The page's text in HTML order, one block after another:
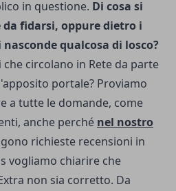
in questione. Di cosa si
fidarsi, oppure dietro i
qualcosa di losco?
che circolano in Rete da parte
portale? Proviamo
a tutte le domande, come
anche perché nel nostro
richieste recensioni in
vogliamo chiarire che
non sia corretto. Da